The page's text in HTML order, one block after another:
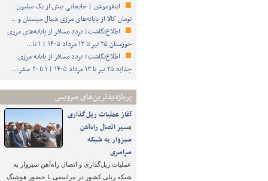
اینفوموشن | جابجایی بیش از یک میلیون
تومان کالا از پایانه‌های مرزی شمال سیستان و…
اطلاع‌نگاشت| تردد مسافر از پایانه‌های مرزی
خوزستان ۲۵ تیر تا ۱۳ مرداد ۱۴۰۵ | ۱ تا…
اطلاع‌نگاشت| تردد مسافر از پایانه‌ مرزی
چذابه ۲۵ تیر تا ۱۳ مرداد ۱۴۰۵ | ۱ تا ۲۰ صفر…
پربازدیدترین‌های سرویس
آغاز عملیات ریل‌گذاری
مسیر اتصال راه‌آهن
سبزوار به شبکه
سراسری
عملیات ریل‌گذاری و اتصال راه‌آهن سبزوار به
شبکه ریلی کشور در مراسمی با حضور هوشنگ